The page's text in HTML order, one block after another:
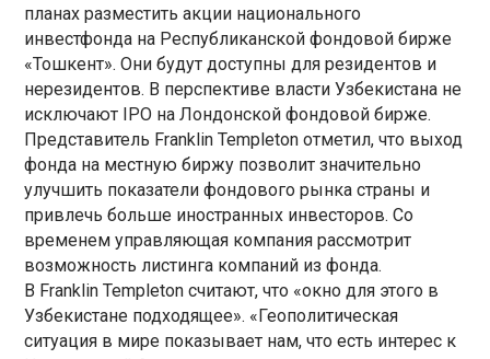
планах разместить акции национального
инвестфонда на Республиканской фондовой бирже
«Тошкент». Они будут доступны для резидентов и
нерезидентов. В перспективе власти Узбекистана не
исключают IPO на Лондонской фондовой бирже.
Представитель Franklin Templeton отметил, что выход
фонда на местную биржу позволит значительно
улучшить показатели фондового рынка страны и
привлечь больше иностранных инвесторов. Со
временем управляющая компания рассмотрит
возможность листинга компаний из фонда.
В Franklin Templeton считают, что «окно для этого в
Узбекистане подходящее». «Геополитическая
ситуация в мире показывает нам, что есть интерес к